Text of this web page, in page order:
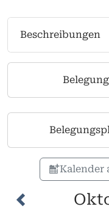
Beschreibungen
Kalender